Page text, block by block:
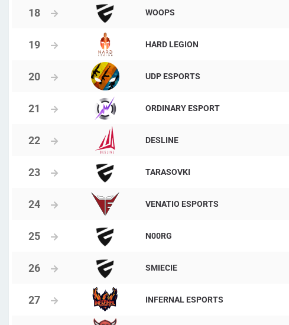
WOOPS
HARD LEGION
UDP ESPORTS
ORDINARY ESPORT
DESLINE
TARASOVKI
VENATIO ESPORTS
N00RG
SMIECIE
INFERNAL ESPORTS